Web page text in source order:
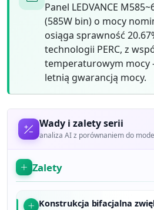
Panel LEDVANCE
(585W bin) o mocy
osiąga sprawność
technologii PERC, z
temperaturowym mocy
letnią gwarancją mocy.
Wady i zalety serii
analiza AI z porównaniem do
Zalety
Konstrukcja bifacjalna